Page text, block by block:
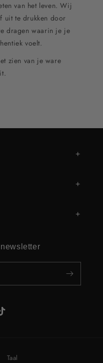
van het leven. Wij
uit te drukken door
dragen waarin je je
voelt.
zien van je ware
Taal